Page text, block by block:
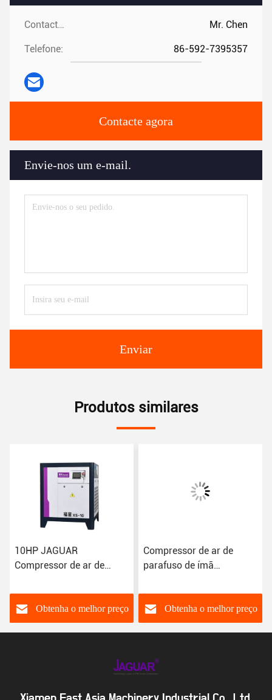
Contactos: Mr. Chen
Telefone: 86-592-7395357
Contacte agora
Envie-nos um e-mail.
Enviar
Produtos similares
10HP JAGUAR
Compressor de ar de
permanente portátil e
1,1m3/min Capacidade de
ar
Obtenha o melhor preço
Compressor de ar de
parafuso de ímã
JAGUAR Alta precisão e
segurança
Obtenha o melhor preço